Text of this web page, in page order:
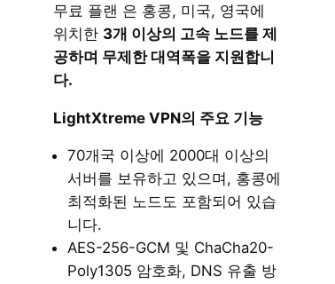
무료 플랜 은 홍콩, 미국, 영국에
위치한 3개 이상의 고속 노드를 제
공하며 무제한 대역폭을 지원합니
다.
LightXtreme VPN의 주요 기능
70개국 이상에 2000대 이상의
서버를 보유하고 있으며, 홍콩에
최적화된 노드도 포함되어 있습
니다.
AES-256-GCM 및 ChaCha20-
Poly1305 암호화, DNS 유출 방